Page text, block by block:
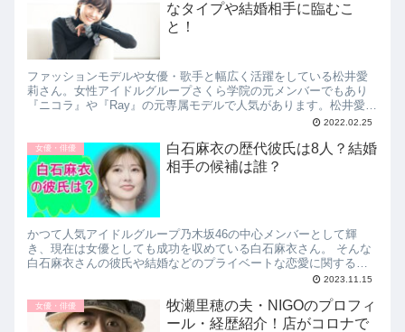
なタイプや結婚相手に臨むこ
と！
ファッションモデルや女優・歌手と幅広く活躍をしている松井愛
莉さん。女性アイドルグループさくら学院の元メンバーでもあり
『ニコラ』や『Ray』の元専属モデルで人気があります。松井愛莉
さんスタイルもよくかわいいですよね。そこで今回は、松井愛莉
についてお伝えしていきます。
2022.02.25
女優・俳優
白石麻衣の歴代彼氏は8人？結婚
相手の候補は誰？
かつて人気アイドルグループ乃木坂46の中心メンバーとして輝
き、現在は女優としても成功を収めている白石麻衣さん。 そんな
白石麻衣さんの彼氏や結婚などのプライベートな恋愛に関する話
題は、多くの方が気になっていると思います。 この記事では、白
2023.11.15
女優・俳優
牧瀬里穂の夫・NIGOのプロフィ
ール・経歴紹介！店がコロナで